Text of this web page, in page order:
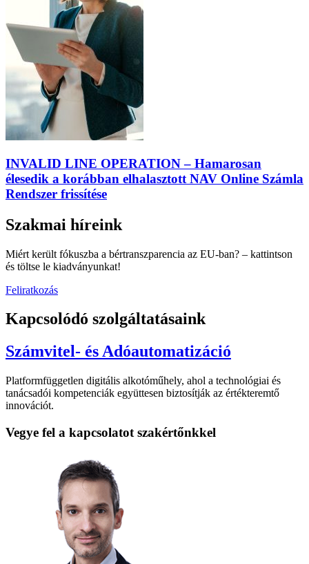
INVALID LINE OPERATION – Hamarosan
élesedik a korábban elhalasztott NAV Online Számla
Rendszer frissítése
Szakmai híreink
Miért került fókuszba a bértranszparencia az EU-ban? – kattintson
és töltse le kiadványunkat!
Feliratkozás
Kapcsolódó szolgáltatásaink
Számvitel- és Adóautomatizáció
Platformfüggetlen digitális alkotóműhely, ahol a technológiai és
tanácsadói kompetenciák együttesen biztosítják az értékteremtő
innovációt.
Vegye fel a kapcsolatot szakértőnkkel